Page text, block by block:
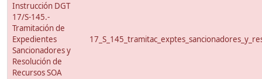
Instrucción DGT
17/S-145.-
Tramitación de
Expedientes
Sancionadores y
Resolución de
Recursos SOA